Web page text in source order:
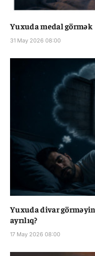
Yuxuda medal görmək
31 May 2026 08:00
Yuxuda divar
ayrılıq?
17 May 2026 08:00